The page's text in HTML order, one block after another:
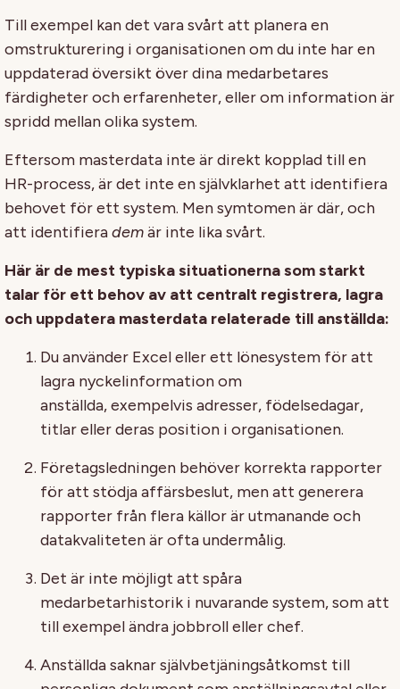
Till exempel kan det vara svårt att planera en
omstrukturering i organisationen om du inte har en
uppdaterad översikt över dina medarbetares
färdigheter och erfarenheter, eller om information är
spridd mellan olika system.
Eftersom masterdata inte är direkt kopplad till en
HR-process, är det inte en självklarhet att identifiera
behovet för ett system. Men symtomen är där, och
att identifierademär inte lika svårt.
Här är de mest typiska situationerna som starkt
talar för ett behov av att centralt registrera, lagra
och uppdatera masterdata relaterade till anställda:
Du använder Excel eller ett lönesystem för att
lagra nyckelinformation om
anställda,exempelvis adresser, födelsedagar,
titlar eller deras position i organisationen.
Företagsledningen behöver korrekta rapporter
för att stödja affärsbeslut, men att generera
rapporter från flera källor är utmanande och
datakvaliteten är ofta undermålig.
Det är inte möjligt att spåra
medarbetarhistorik i nuvarande system,som att
till exempeländra jobbroll eller chef.
Anställda saknar självbetjäningsåtkomst till